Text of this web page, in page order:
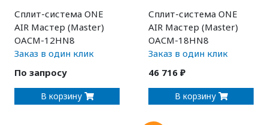
Сплит-система ONE
AIR Мастер (Master)
OACM-12HN8
Заказ в один клик
По запросу
В корзину
Сплит-система ONE
AIR Мастер (Master)
OACM-18HN8
Заказ в один клик
46 716 ₽
В корзину